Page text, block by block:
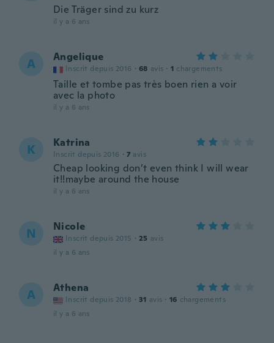
Die Träger sind zu kurz
il y a 6 ans
A Angelique
Inscrit depuis 2016 · 68 avis · 1 chargements
Taille et tombe pas très boen rien a voir
avec la photo
il y a 6 ans
K Katrina
Inscrit depuis 2016 · 7 avis
Cheap looking don’t even think I will wear
it!!maybe around the house
il y a 6 ans
N Nicole
Inscrit depuis 2015 · 25 avis
il y a 6 ans
A Athena
Inscrit depuis 2018 · 31 avis · 16 chargements
il y a 6 ans